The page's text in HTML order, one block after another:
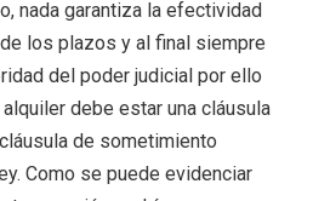
nada garantiza la efectividad
los plazos y al final siempre
del poder judicial por ello
debe estar una cláusula
de sometimiento
Como se puede evidenciar